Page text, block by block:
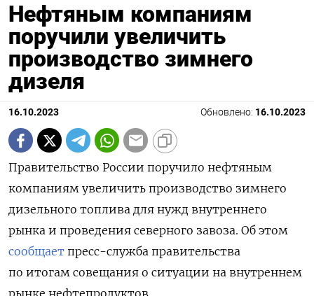
Нефтяным компаниям
поручили увеличить
производство зимнего
дизеля
16.10.2023 Обновлено: 16.10.2023
Правительство России поручило нефтяным
компаниям увеличить производство зимнего
дизельного топлива для нужд внутреннего
рынка и проведения северного завоза. Об этом
сообщает пресс-служба правительства
по итогам совещания о ситуации на внутреннем